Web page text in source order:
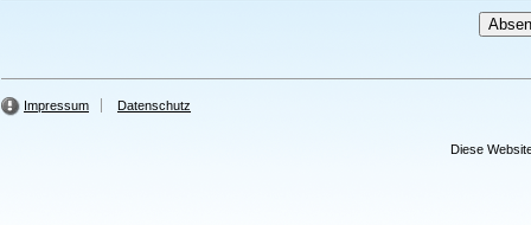
Impressum Datenschutz
Diese